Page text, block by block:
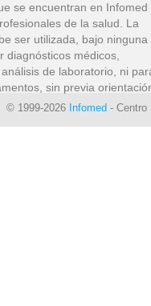
se encuentran en Infomed
de la salud. La
ser utilizada, bajo ninguna
diagnósticos médicos,
de laboratorio, ni
sin previa
© 1999-2026 Infomed - Centro